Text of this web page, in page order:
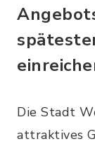
Die Stadt
attraktives